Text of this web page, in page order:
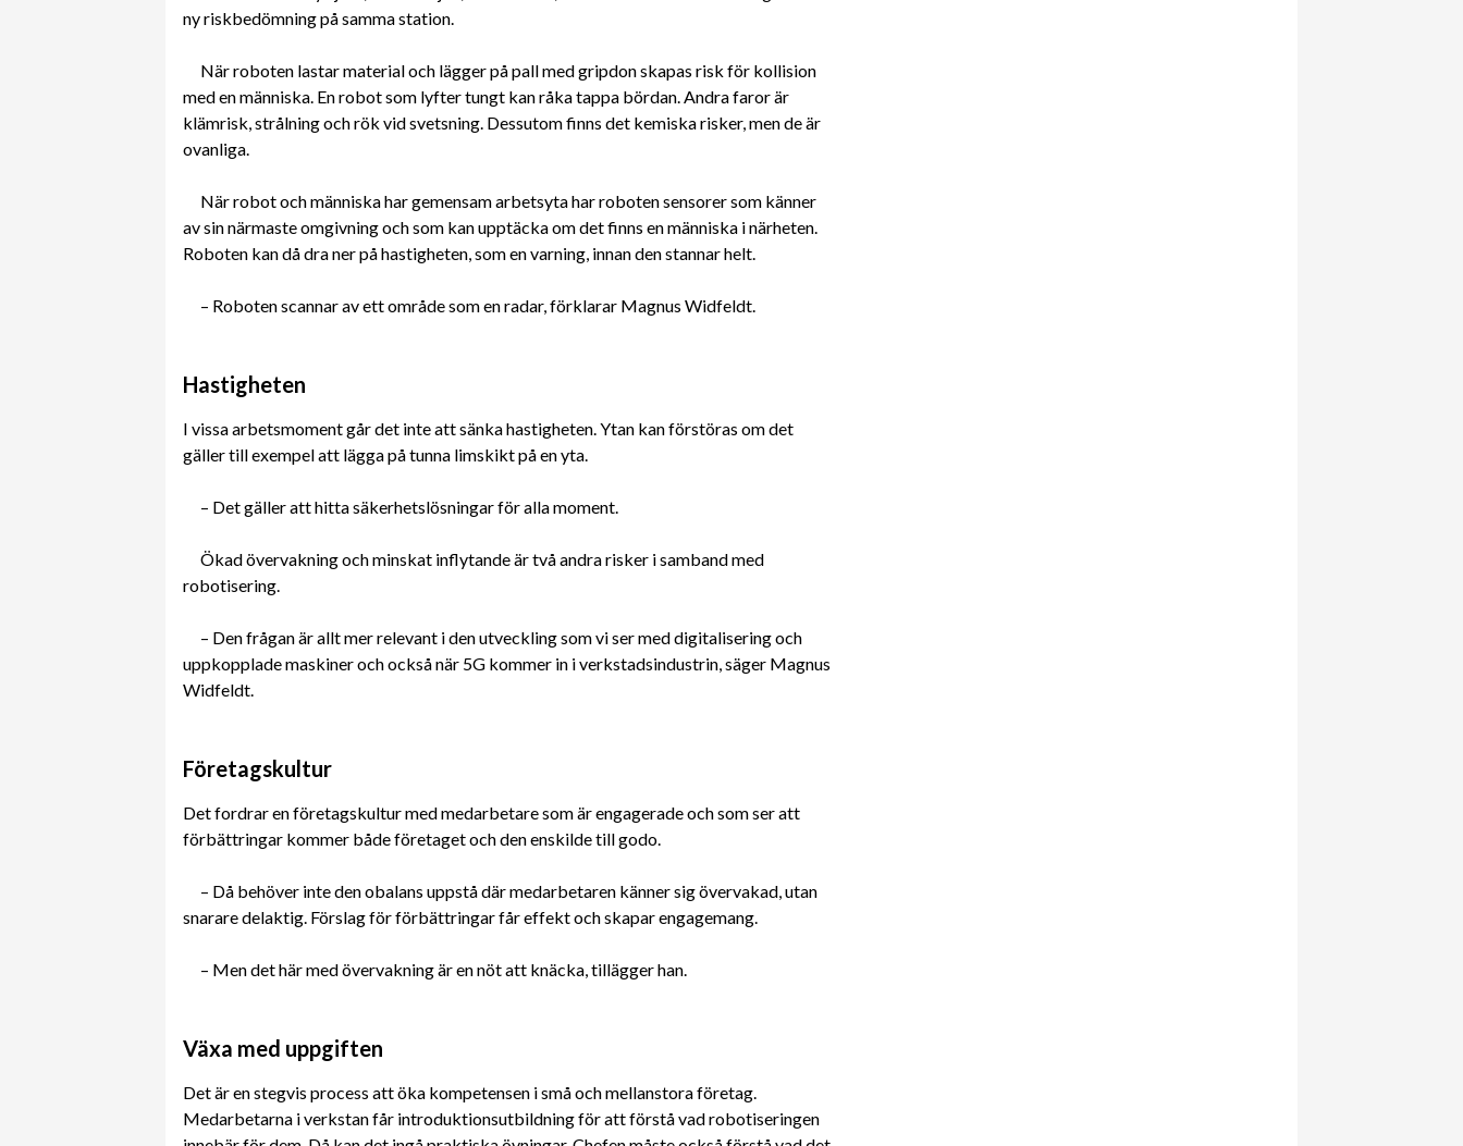
ny riskbedömning på samma station.
När roboten lastar material och lägger på pall med gripdon skapas risk för kollision
med en människa. En robot som lyfter tungt kan råka tappa bördan. Andra faror är
klämrisk, strålning och rök vid svetsning. Dessutom finns det kemiska risker, men de är
ovanliga.
När robot och människa har gemensam arbetsyta har roboten sensorer som känner
av sin närmaste omgivning och som kan upptäcka om det finns en människa i närheten.
Roboten kan då dra ner på hastigheten, som en varning, innan den stannar helt.
– Roboten scannar av ett område som en radar, förklarar Magnus Widfeldt.
Hastigheten
I vissa arbetsmoment går det inte att sänka hastigheten. Ytan kan förstöras om det
gäller till exempel att lägga på tunna limskikt på en yta.
– Det gäller att hitta säkerhetslösningar för alla moment.
Ökad övervakning och minskat inflytande är två andra risker i samband med
robotisering.
– Den frågan är allt mer relevant i den utveckling som vi ser med digitalisering och
uppkopplade maskiner och också när 5G kommer in i verkstadsindustrin, säger Magnus
Widfeldt.
Företagskultur
Det fordrar en företagskultur med medarbetare som är engagerade och som ser att
förbättringar kommer både företaget och den enskilde till godo.
– Då behöver inte den obalans uppstå där medarbetaren känner sig övervakad, utan
snarare delaktig. Förslag för förbättringar får effekt och skapar engagemang.
– Men det här med övervakning är en nöt att knäcka, tillägger han.
Växa med uppgiften
Det är en stegvis process att öka kompetensen i små och mellanstora företag.
Medarbetarna i verkstan får introduktionsutbildning för att förstå vad robotiseringen